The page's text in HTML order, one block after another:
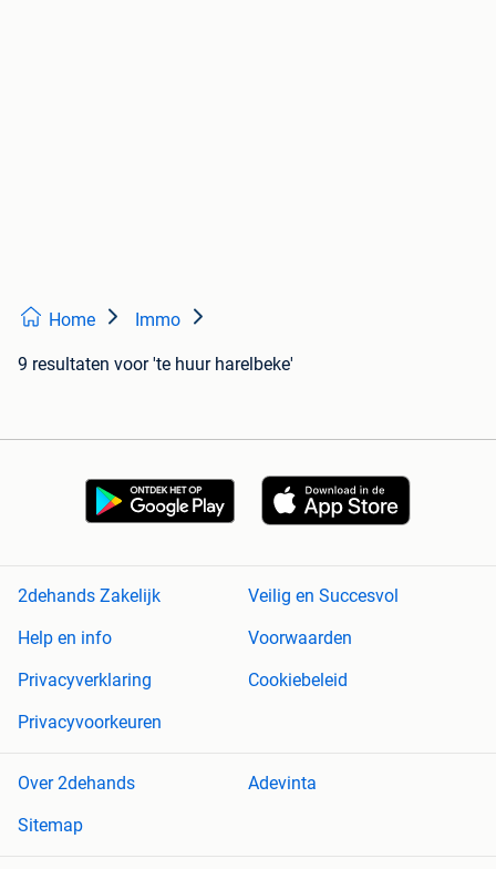
Home Immo
9 resultaten voor 'te huur harelbeke'
2dehands Zakelijk
Veilig en Succesvol
Help en info
Voorwaarden
Privacyverklaring
Cookiebeleid
Privacyvoorkeuren
Over 2dehands
Adevinta
Sitemap